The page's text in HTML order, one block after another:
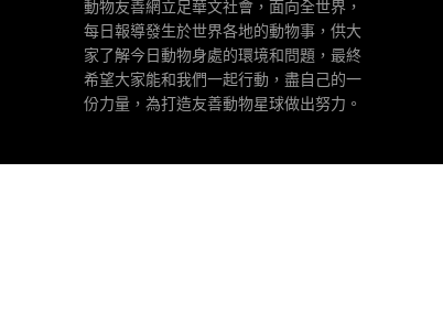
動物友善網立足華文社會，面向全世界，
每日報導發生於世界各地的動物事，供大
家了解今日動物身處的環境和問題，最終
希望大家能和我們一起行動，盡自己的一
份力量，為打造友善動物星球做出努力。